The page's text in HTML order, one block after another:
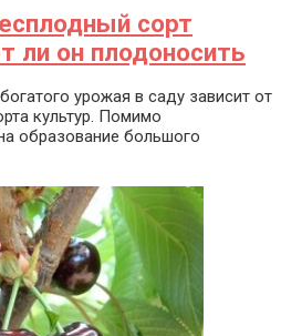
сорт
ли он плодоносить
урожая в саду зависит от
культур. Помимо
образование большого